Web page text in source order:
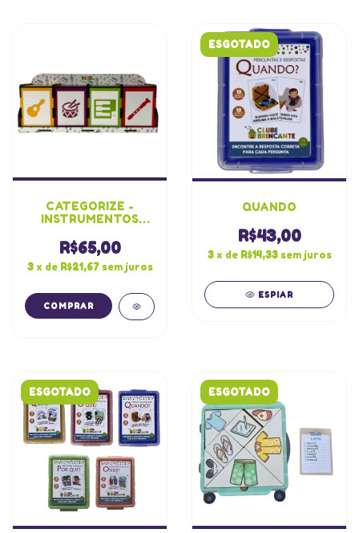
CATEGORIZE -
INSTRUMENTOS
R$65,00
3 x de R$21,67 sem juros
ESGOTADO
QUANDO
R$43,00
3 x de R$14,33 sem juros
ESPIAR
ESGOTADO ESGOTADO